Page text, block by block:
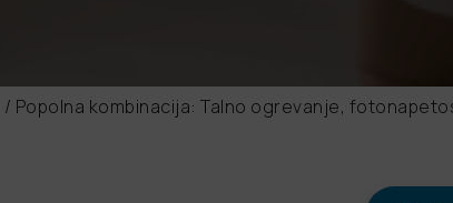
/ Popolna kombinacija: Talno ogrevanje,